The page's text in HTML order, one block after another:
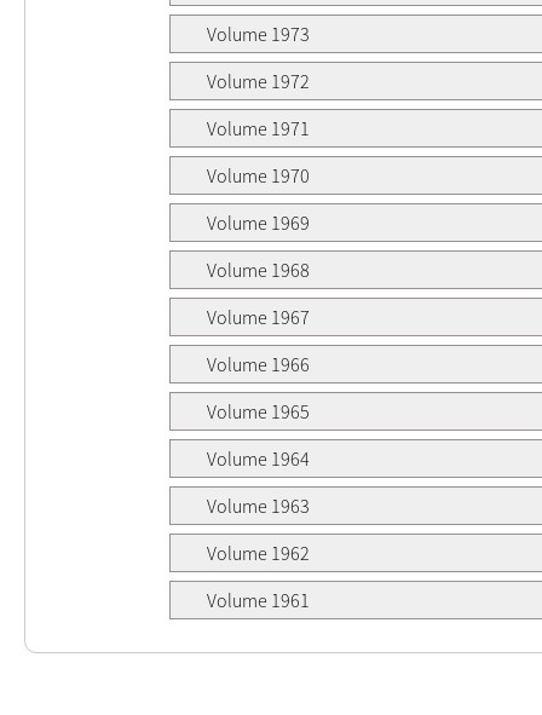
Volume 1973
Volume 1972
Volume 1971
Volume 1970
Volume 1969
Volume 1968
Volume 1967
Volume 1966
Volume 1965
Volume 1964
Volume 1963
Volume 1962
Volume 1961